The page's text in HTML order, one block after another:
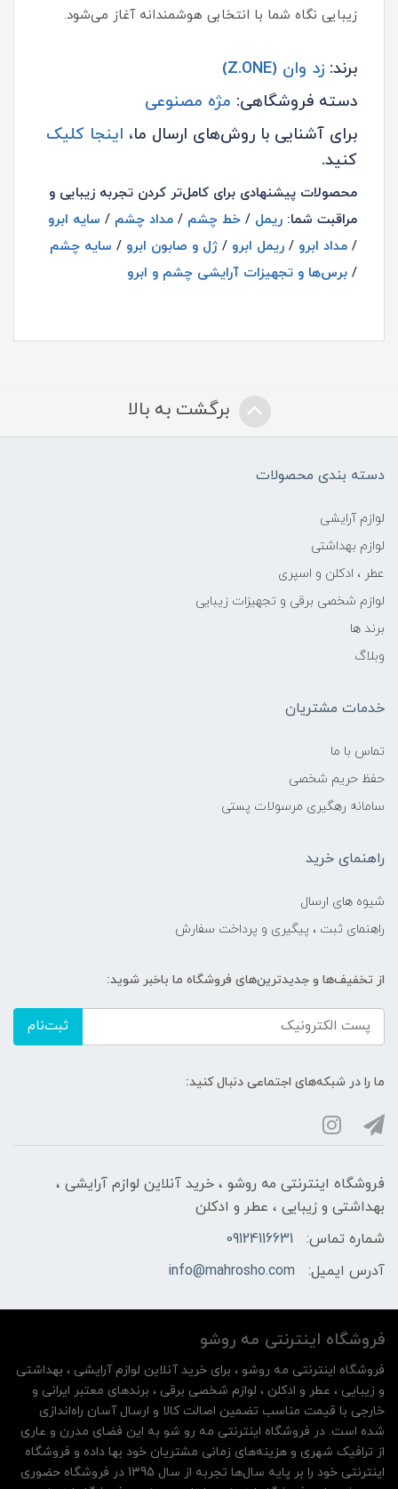
زیبایی نگاه شما با انتخابی هوشمندانه آغاز می‌شود.
برند: زد وان (Z.ONE)
دسته فروشگاهی: مژه مصنوعی
برای آشنایی با روش‌های ارسال ما، اینجا کلیک
کنید.
محصولات پیشنهادی برای کامل‌تر کردن تجربه زیبایی و
مراقبت شما: ریمل / خط چشم / مداد چشم / سایه ابرو
/ مداد ابرو / ریمل ابرو / ژل و صابون ابرو / سایه چشم
/ برس‌ها و تجهیزات آرایشی چشم و ابرو
برگشت به بالا
دسته بندی محصولات
لوازم آرایشی
لوازم بهداشتی
عطر ، ادکلن و اسپری
لوازم شخصی برقی و تجهیزات زیبایی
برند ها
وبلاگ
خدمات مشتریان
تماس با ما
حفظ حریم شخصی
سامانه رهگیری مرسولات پستی
راهنمای خرید
شیوه های ارسال
راهنمای ثبت ، پیگیری و پرداخت سفارش
از تخفیف‌ها و جدیدترین‌های فروشگاه ما باخبر شوید:
ثبت‌نام
ما را در شبکه‌های اجتماعی دنبال کنید:
فروشگاه اینترنتی مه‌ رو‌شو ، خرید آنلاین لوازم آرایشی ،
بهداشتی و زیبایی ، عطر و ادکلن
شماره تماس:
09124116631
آدرس ایمیل:
info@mahrosho.com
فروشگاه اینترنتی مه‌ رو‌شو
فروشگاه اینترنتی مه‌ رو‌شو ، برای خرید آنلاین لوازم آرایشی ، بهداشتی
و زیبایی ، عطر و ادکلن ، لوازم شخصی برقی ، برندهای معتبر ایرانی و
خارجی با قیمت مناسب تضمین اصالت کالا و ارسال آسان راه‌اندازی
شده است. در فروشگاه اینترنتی مه رو شو به این فضای مدرن و عاری
از ترافیک شهری و هزینه‌های زمانی مشتریان خود بها داده و فروشگاه
اینترنتی خود را بر پایه سال‌ها تجربه از سال 1395 در فروشگاه حضوری